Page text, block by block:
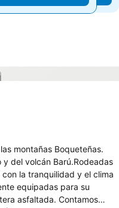
montañas Boqueteñas.
del volcán Barú.Rodeadas
la tranquilidad y el clima
equipadas para su
Contamos